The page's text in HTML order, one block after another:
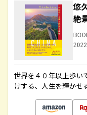
悠
絶
世界を４０年以上歩い
けする、人生を輝かせ